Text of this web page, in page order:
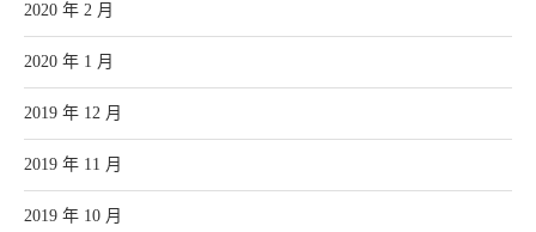
2020 年 2 月
2020 年 1 月
2019 年 12 月
2019 年 11 月
2019 年 10 月